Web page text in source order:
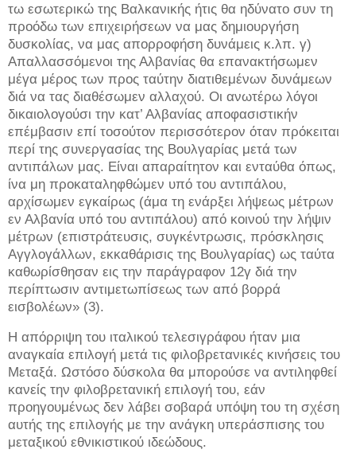
τω εσωτερικώ της Βαλκανικής ήτις θα ηδύνατο συν τη
προόδω των επιχειρήσεων να μας δημιουργήση
δυσκολίας, να μας απορροφήση δυνάμεις κ.λπ. γ)
Απαλλασσόμενοι της Αλβανίας θα επανακτήσωμεν
μέγα μέρος των προς ταύτην διατιθεμένων δυνάμεων
διά να τας διαθέσωμεν αλλαχού. Οι ανωτέρω λόγοι
δικαιολογούσι την κατ’ Αλβανίας αποφασιστικήν
επέμβασιν επί τοσούτον περισσότερον όταν πρόκειται
περί της συνεργασίας της Βουλγαρίας μετά των
αντιπάλων μας. Είναι απαραίτητον και ενταύθα όπως,
ίνα μη προκαταληφθώμεν υπό του αντιπάλου,
αρχίσωμεν εγκαίρως (άμα τη ενάρξει λήψεως μέτρων
εν Αλβανία υπό του αντιπάλου) από κοινού την λήψιν
μέτρων (επιστράτευσις, συγκέντρωσις, πρόσκλησις
Αγγλογάλλων, εκκαθάρισις της Βουλγαρίας) ως ταύτα
καθωρίσθησαν εις την παράγραφον 12γ διά την
περίπτωσιν αντιμετωπίσεως των από βορρά
εισβολέων» (3).
Η απόρριψη του ιταλικού τελεσιγράφου ήταν μια
αναγκαία επιλογή μετά τις φιλοβρετανικές κινήσεις του
Μεταξά. Ωστόσο δύσκολα θα μπορούσε να αντιληφθεί
κανείς την φιλοβρετανική επιλογή του, εάν
προηγουμένως δεν λάβει σοβαρά υπόψη του τη σχέση
αυτής της επιλογής με την ανάγκη υπεράσπισης του
μεταξικού εθνικιστικού ιδεώδους.